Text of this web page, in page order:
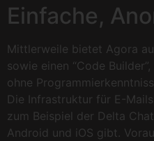
Einfache,
Mittlerweile bietet Agora
sowie einen “Code
ohne
Die Infrastruktur für E-
zum Beispiel der Delta
Android und iOS gibt.